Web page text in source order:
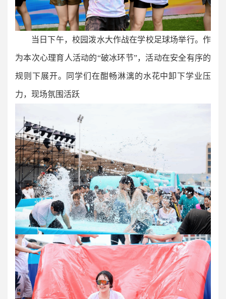
当日下午，校园泼水大作战在学校足球场举行。作
为本次心理育人活动的“破冰环节”，活动在安全有序的
规则下展开。同学们在酣畅淋漓的水花中卸下学业压
力，现场氛围活跃